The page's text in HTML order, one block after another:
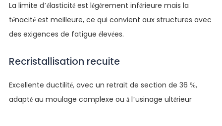
La limite d’élasticité est légèrement inférieure mais la
ténacité est meilleure, ce qui convient aux structures avec
des exigences de fatigue élevées.
Recristallisation recuite
Excellente ductilité, avec un retrait de section de 36 %,
adapté au moulage complexe ou à l’usinage ultérieur